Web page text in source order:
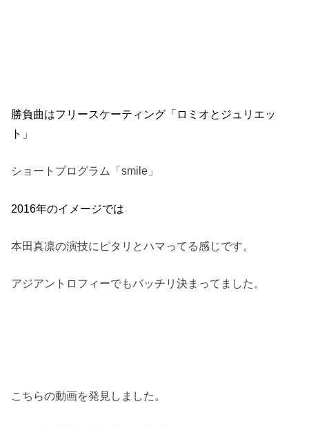
勝負曲はフリースケーティング「ロミオとジュリエッ
ト」
ショートプログラム「smile」
2016年のイメージでは
本田真凛の演技にピタリとハマってる感じです。
アジアントロフィーでもバッチリ決まってました。
こちらの動画を発見しました。